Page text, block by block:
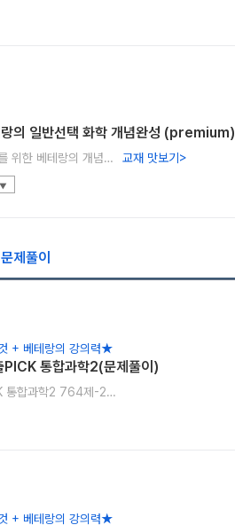
의 일반선택 화학 개념완성 (premium)
[27968] 22개정 화학 고2를 위한 베테랑의 개념완성 교재 맛보기 >
▼
제풀이
+ 베테랑의 강의력★
통합과학2(문제풀이)
[온라인서점] 완자 기출PICK 통합과학2 764제-22개정 (2026년용)
+ 베테랑의 강의력★